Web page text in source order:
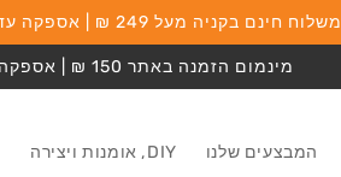
משלוח חינם בקניה מעל 249 ₪ | אספקה עד 3 ימי עסקים
מינמום הזמנה באתר 150 ₪ | אספקה מהירה
המבצעים שלנו DIY, אומנות ויצירה